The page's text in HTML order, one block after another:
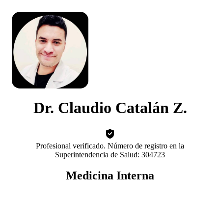
Dr. Claudio Catalán Z.
Profesional verificado. Número de registro en la
Superintendencia de Salud: 304723
Medicina Interna